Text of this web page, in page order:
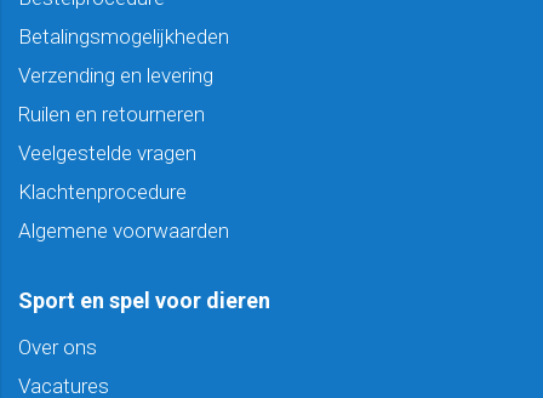
Betalingsmogelijkheden
Verzending en levering
Ruilen en retourneren
Veelgestelde vragen
Klachtenprocedure
Algemene voorwaarden
Sport en spel voor dieren
Over ons
Vacatures